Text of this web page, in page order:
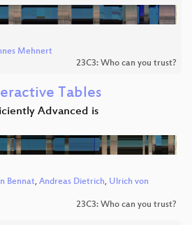
Mehnert
23C3: Who can you trust?
Tables
Advanced is
Bennat, Andreas Dietrich, Ulrich von
23C3: Who can you trust?